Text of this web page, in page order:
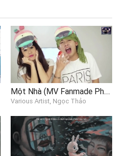
Một Nhà (MV Fanmade Phở Đặc Biệt, Ngọc Thảo)
Various Artist, Ngọc Thảo